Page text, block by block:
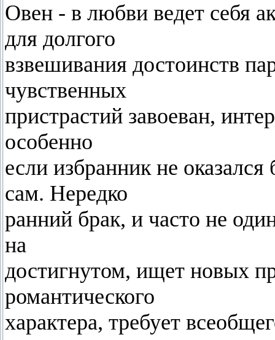
Овен - в любви ведет себя
для долгого
взвешивания достоинств
чувственных
пристрастий завоеван,
особенно
если избранник не
сам. Нередко
ранний брак, и часто не
на
достигнутом, ищет новых
романтического
характера, требует